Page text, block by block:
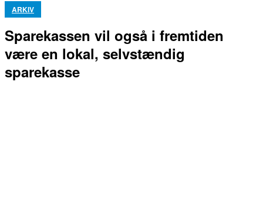
ARKIV
Sparekassen vil også i fremtiden
være en lokal, selvstændig
sparekasse